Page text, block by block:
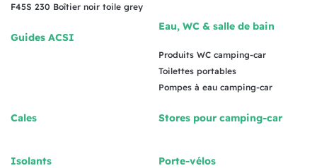
F45S 230 Boîtier noir toile grey
Guides ACSI
Eau, WC & salle de bain
Produits WC camping-car
Toilettes portables
Pompes à eau camping-car
Cales
Isolants
Stores pour camping-car
Porte-vélos